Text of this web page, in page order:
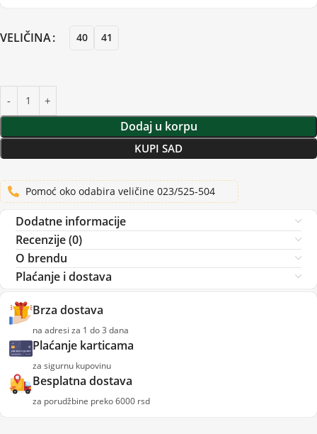
VELIČINA 40 41
Dodaj u korpu
KUPI SAD
Pomoć oko odabira veličine 023/525-504
Dodatne informacije
Recenzije (0)
O brendu
Plaćanje i dostava
Brza dostava
na adresi za 1 do 3 dana
Plaćanje karticama
za sigurnu kupovinu
Besplatna dostava
za porudžbine preko 6000 rsd